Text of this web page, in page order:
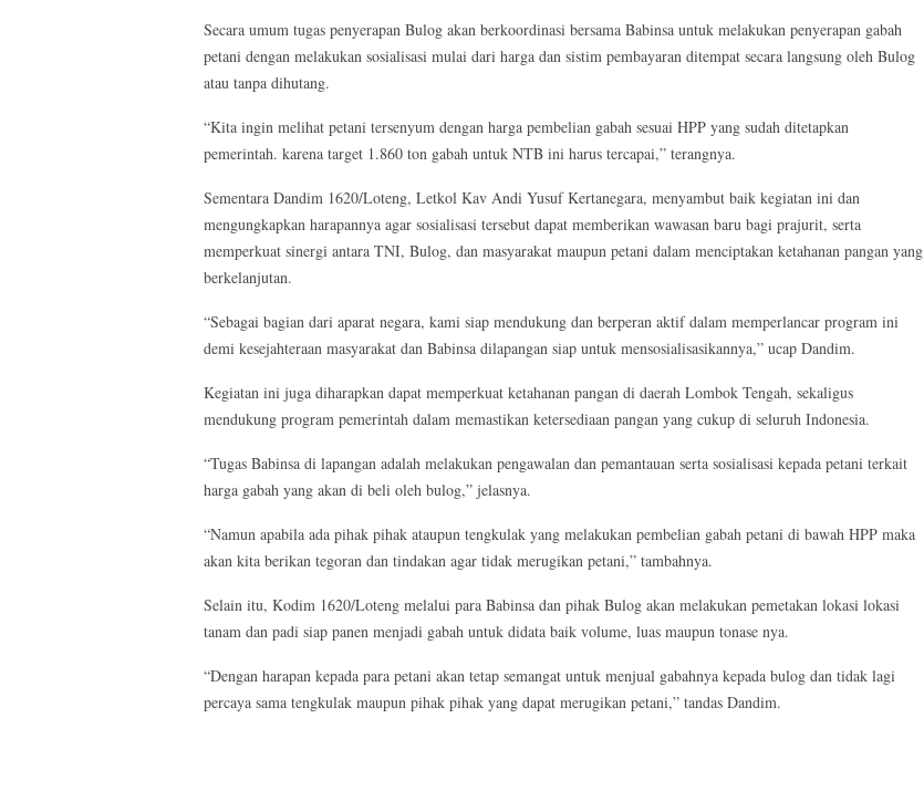
Secara umum tugas penyerapan Bulog akan berkoordinasi bersama Babinsa untuk melakukan penyerapan gabah
petani dengan melakukan sosialisasi mulai dari harga dan sistim pembayaran ditempat secara langsung oleh Bulog
atau tanpa dihutang.
“Kita ingin melihat petani tersenyum dengan harga pembelian gabah sesuai HPP yang sudah ditetapkan
pemerintah. karena target 1.860 ton gabah untuk NTB ini harus tercapai,” terangnya.
Sementara Dandim 1620/Loteng, Letkol Kav Andi Yusuf Kertanegara, menyambut baik kegiatan ini dan
mengungkapkan harapannya agar sosialisasi tersebut dapat memberikan wawasan baru bagi prajurit, serta
memperkuat sinergi antara TNI, Bulog, dan masyarakat maupun petani dalam menciptakan ketahanan pangan yang
berkelanjutan.
“Sebagai bagian dari aparat negara, kami siap mendukung dan berperan aktif dalam memperlancar program ini
demi kesejahteraan masyarakat dan Babinsa dilapangan siap untuk mensosialisasikannya,” ucap Dandim.
Kegiatan ini juga diharapkan dapat memperkuat ketahanan pangan di daerah Lombok Tengah, sekaligus
mendukung program pemerintah dalam memastikan ketersediaan pangan yang cukup di seluruh Indonesia.
“Tugas Babinsa di lapangan adalah melakukan pengawalan dan pemantauan serta sosialisasi kepada petani terkait
harga gabah yang akan di beli oleh bulog,” jelasnya.
“Namun apabila ada pihak pihak ataupun tengkulak yang melakukan pembelian gabah petani di bawah HPP maka
akan kita berikan tegoran dan tindakan agar tidak merugikan petani,” tambahnya.
Selain itu, Kodim 1620/Loteng melalui para Babinsa dan pihak Bulog akan melakukan pemetakan lokasi lokasi
tanam dan padi siap panen menjadi gabah untuk didata baik volume, luas maupun tonase nya.
“Dengan harapan kepada para petani akan tetap semangat untuk menjual gabahnya kepada bulog dan tidak lagi
percaya sama tengkulak maupun pihak pihak yang dapat merugikan petani,” tandas Dandim.